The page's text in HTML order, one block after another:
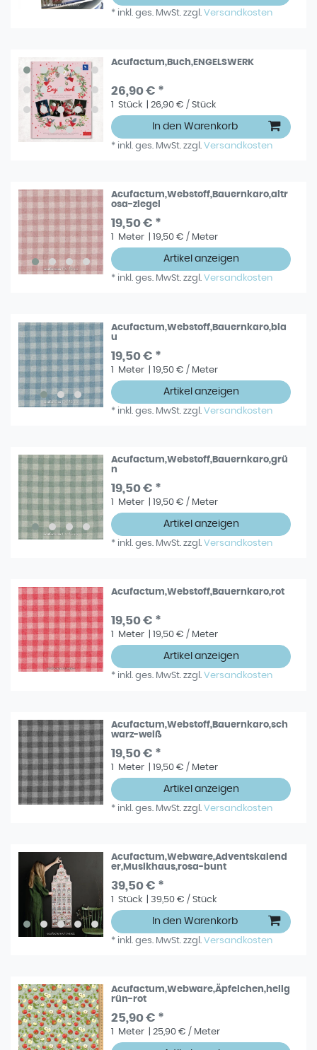
* inkl. ges. MwSt. zzgl.Versandkosten
Acufactum,Buch,ENGELSWERK
26,90 € *
1 Stück | 26,90 € / Stück
In den Warenkorb
* inkl. ges. MwSt. zzgl.Versandkosten
Acufactum,Webstoff,Bauernkaro,altr
osa-ziegel
19,50 € *
1 Meter | 19,50 € / Meter
Artikel anzeigen
* inkl. ges. MwSt. zzgl.Versandkosten
Acufactum,Webstoff,Bauernkaro,bla
u
19,50 € *
1 Meter | 19,50 € / Meter
Artikel anzeigen
* inkl. ges. MwSt. zzgl.Versandkosten
Acufactum,Webstoff,Bauernkaro,grü
n
19,50 € *
1 Meter | 19,50 € / Meter
Artikel anzeigen
* inkl. ges. MwSt. zzgl.Versandkosten
Acufactum,Webstoff,Bauernkaro,rot
19,50 € *
1 Meter | 19,50 € / Meter
Artikel anzeigen
* inkl. ges. MwSt. zzgl.Versandkosten
Acufactum,Webstoff,Bauernkaro,sch
warz-weiß
19,50 € *
1 Meter | 19,50 € / Meter
Artikel anzeigen
* inkl. ges. MwSt. zzgl.Versandkosten
Acufactum,Webware,Adventskalend
er,Musikhaus,rosa-bunt
39,50 € *
1 Stück | 39,50 € / Stück
In den Warenkorb
* inkl. ges. MwSt. zzgl.Versandkosten
Acufactum,Webware,Äpfelchen,hellg
rün-rot
25,90 € *
1 Meter | 25,90 € / Meter